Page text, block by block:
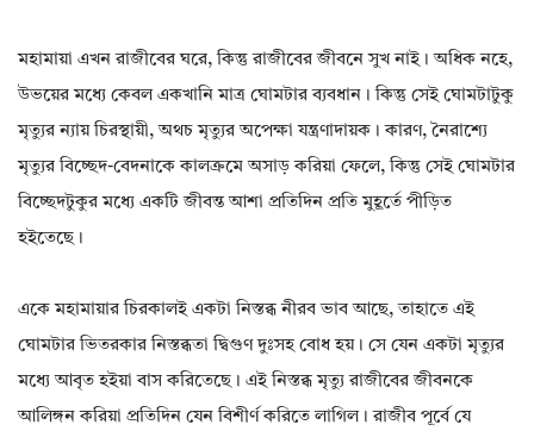
মহামায়া এখন রাজীবের ঘরে, কিন্তু রাজীবের জীবনে সুখ নাই। অধিক নহে,
উভয়ের মধ্যে কেবল একখানি মাত্র ঘোমটার ব্যবধান। কিন্তু সেই ঘোমটাটুকু
মৃত্যুর ন্যায় চিরস্থায়ী, অথচ মৃত্যুর অপেক্ষা যন্ত্রণাদায়ক। কারণ, নৈরাশ্যে
মৃত্যুর বিচ্ছেদ-বেদনাকে কালক্রমে অসাড় করিয়া ফেলে, কিন্তু সেই ঘোমটার
বিচ্ছেদটুকুর মধ্যে একটি জীবন্ত আশা প্রতিদিন প্রতি মুহূর্তে পীড়িত
হইতেছে।
একে মহামায়ার চিরকালই একটা নিস্তব্ধ নীরব ভাব আছে, তাহাতে এই
ঘোমটার ভিতরকার নিস্তব্ধতা দ্বিগুণ দুঃসহ বোধ হয়। সে যেন একটা মৃত্যুর
মধ্যে আবৃত হইয়া বাস করিতেছে। এই নিস্তব্ধ মৃত্যু রাজীবের জীবনকে
আলিঙ্গন করিয়া প্রতিদিন যেন বিশীর্ণ করিতে লাগিল। রাজীব পূর্বে যে